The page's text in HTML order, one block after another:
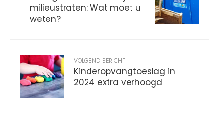
milieustraten: Wat moet u
weten?
VOLGEND BERICHT
Kinderopvangtoeslag in
2024 extra verhoogd